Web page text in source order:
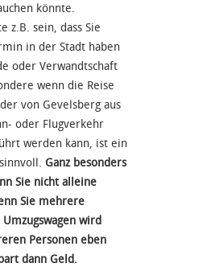
könnte.
z.B. sein, dass Sie
in der Stadt haben
oder Verwandtschaft
wenn die Reise
von Gevelsberg aus
oder Flugverkehr
werden kann, ist ein
Ganz besonders
Sie nicht alleine
Sie mehrere
wird
Personen eben
dann Geld.